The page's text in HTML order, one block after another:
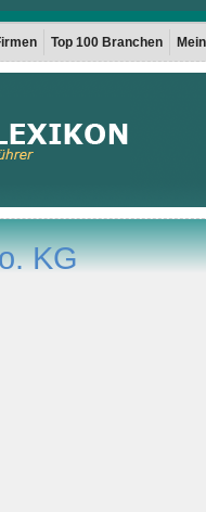
Top 100 Branchen
KG